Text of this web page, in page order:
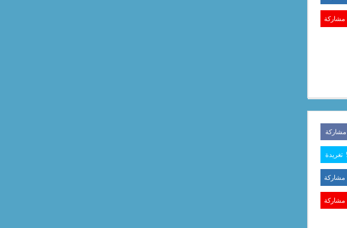
مشاركة
مشاركة
تغريدة
مشاركة
مشاركة